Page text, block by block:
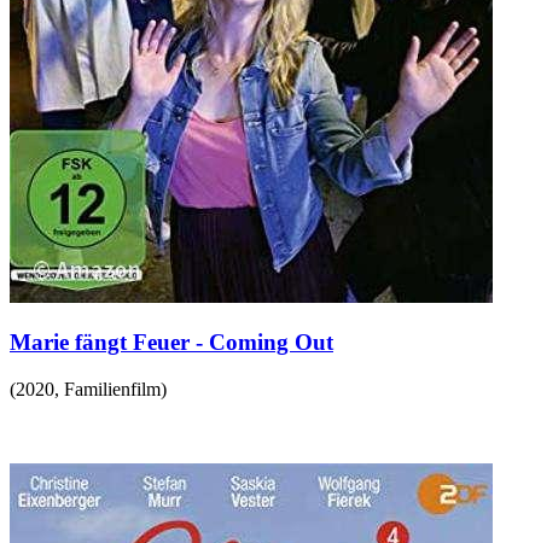
Marie fängt Feuer - Coming Out
(2020, Familienfilm)